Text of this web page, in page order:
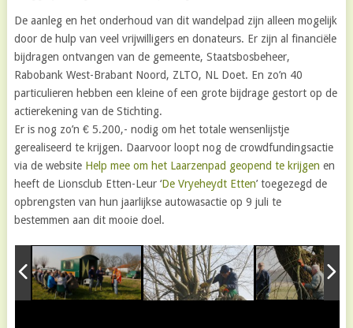
De aanleg en het onderhoud van dit wandelpad zijn alleen mogelijk
door de hulp van veel vrijwilligers en donateurs. Er zijn al financiële
bijdragen ontvangen van de gemeente, Staatsbosbeheer,
Rabobank West-Brabant Noord, ZLTO, NL Doet. En zo’n 40
particulieren hebben een kleine of een grote bijdrage gestort op de
actierekening van de Stichting.
Er is nog zo’n € 5.200,- nodig om het totale wensenlijstje
gerealiseerd te krijgen. Daarvoor loopt nog de crowdfundingsactie
via de website Help mee om het Laarzenpad geopend te krijgen en
heeft de Lionsclub Etten-Leur ‘De Vryeheydt Etten’ toegezegd de
opbrengsten van hun jaarlijkse autowasactie op 9 juli te
bestemmen aan dit mooie doel.